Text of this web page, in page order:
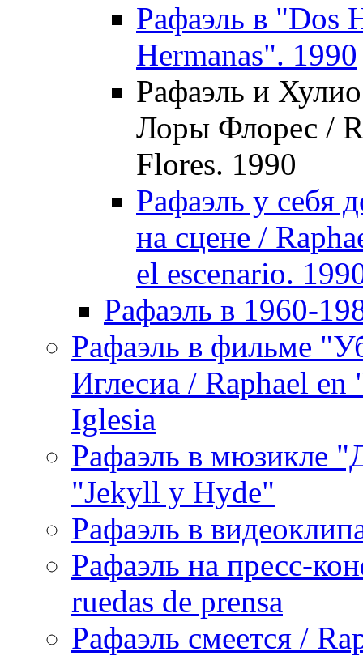
Рафаэль в "Dos
Hermanas". 1990
Рафаэль и
Лоры Флорес /
Flores. 1990
Рафаэль у себя
на сцене /
el escenario.
Рафаэль в 1960-
Рафаэль в фильме
Иглесиа / Raphael
Iglesia
Рафаэль в мюзикле
"Jekyll y Hyde"
Рафаэль в
Рафаэль на пресс-
ruedas de prensa
Рафаэль смеется /